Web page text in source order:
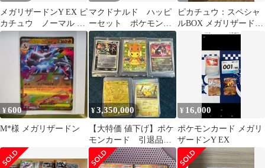
メガリザードンY EX ピ
カチュウ ノーマル ス
タートデッキ100 82/100
マクドナルド ハッピ
ーセット ポケモン
第2弾 3点セット シ
ークレット有
ピカチュウ：スペシャ
ルBOX メガリザードン
Xのポンチョを着たピ
¥600
M*様 メガリザードン
¥3,350,000
【大特価 値下げ】ポケ
モンカード 引退品
まとめ売り 大量 初
期から今まで
¥ 16,000
ポケモンカード メガリ
ザードンY EX